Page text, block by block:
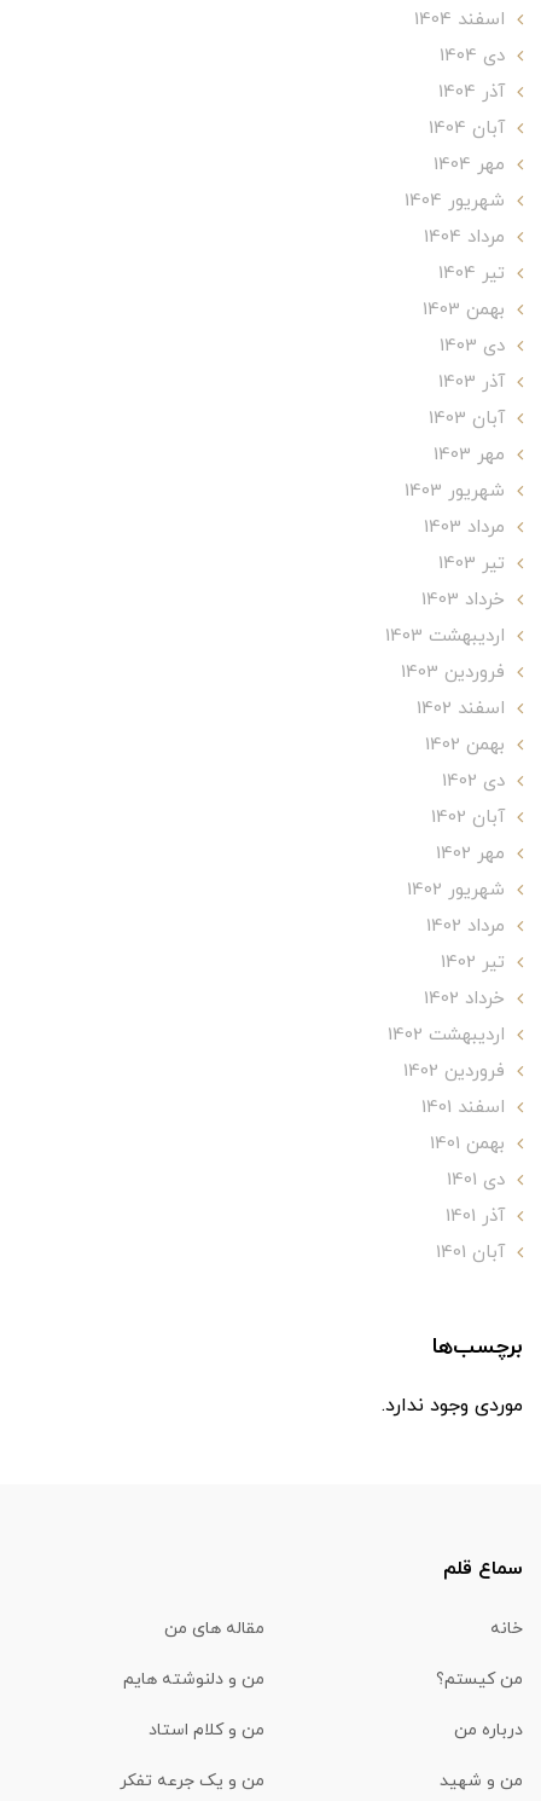
اسفند 1404
دی 1404
آذر 1404
آبان 1404
مهر 1404
شهریور 1404
مرداد 1404
تير 1404
بهمن 1403
دی 1403
آذر 1403
آبان 1403
مهر 1403
شهریور 1403
مرداد 1403
تير 1403
خرداد 1403
ارديبهشت 1403
فروردین 1403
اسفند 1402
بهمن 1402
دی 1402
آبان 1402
مهر 1402
شهریور 1402
مرداد 1402
تير 1402
خرداد 1402
ارديبهشت 1402
فروردین 1402
اسفند 1401
بهمن 1401
دی 1401
آذر 1401
آبان 1401
برچسب‌ها
موردی وجود ندارد.
سماع قلم
خانه مقاله های من
من کیستم؟ من و دلنوشته هایم
درباره من من و کلام استاد
من و شهید من و یک جرعه تفکر